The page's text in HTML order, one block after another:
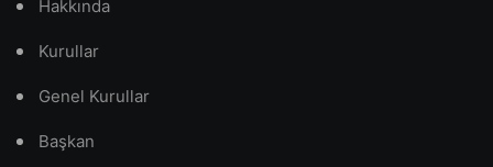
Hakkında
Kurullar
Genel Kurullar
Başkan